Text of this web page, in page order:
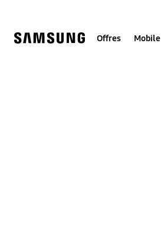
Offres Mobile